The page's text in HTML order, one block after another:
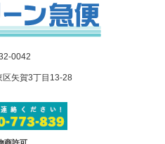
0042
区矢賀3丁目13-28